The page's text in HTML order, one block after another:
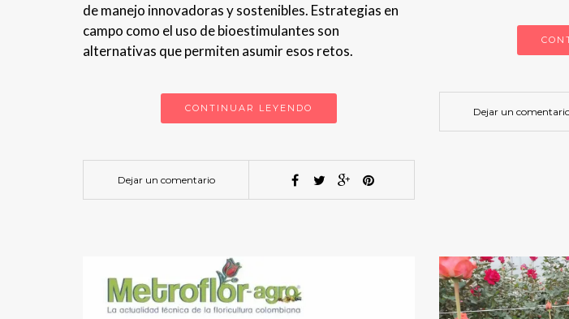
de manejo innovadoras y sostenibles. Estrategias en
campo como el uso de bioestimulantes son
alternativas que permiten asumir esos retos.
CONTINUAR LEYENDO
Dejar un comentario
Dejar un